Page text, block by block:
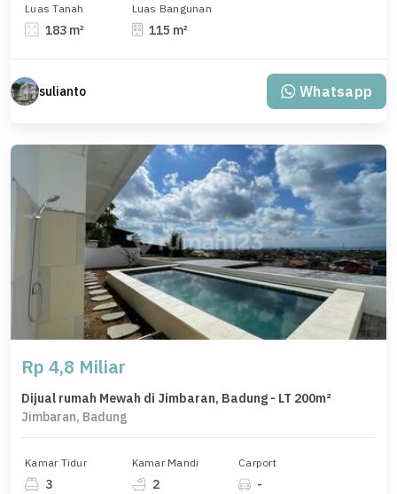
Luas Tanah
183 m²
Luas Bangunan
115 m²
sulianto Whatsapp
Rp 4,8 Miliar
Dijual rumah Mewah di Jimbaran, Badung - LT 200m²
Jimbaran, Badung
Kamar Tidur
3
Kamar Mandi
2
Carport
-